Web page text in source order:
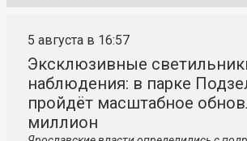
5 августа в 16:57
Эксклюзивные
наблюдения: в парке
пройдёт масштабное
миллион